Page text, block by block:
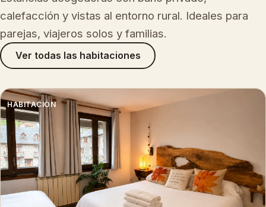
calefacción y vistas al entorno rural. Ideales para
parejas, viajeros solos y familias.
Ver todas las habitaciones
HABITACIÓN